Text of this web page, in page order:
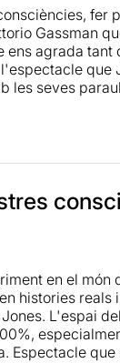
fer
Gassman
agrada
que
les seves
de este
i
i una
amb molta
de cinema,
èxits. En
de
que part
en el
histories reals
L'espai
Espectacle